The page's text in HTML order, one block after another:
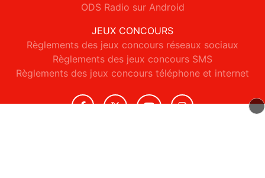
ODS Radio sur Android
JEUX CONCOURS
Règlements des jeux concours réseaux sociaux
Règlements des jeux concours SMS
Règlements des jeux concours téléphone et internet